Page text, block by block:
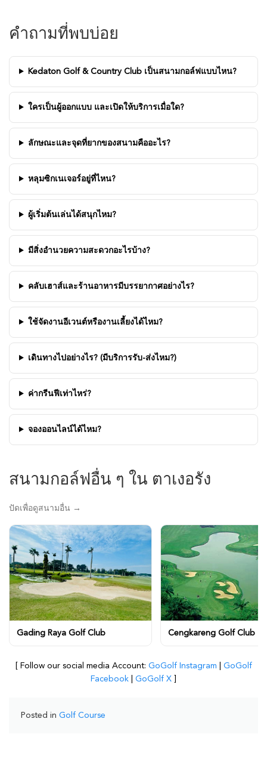
คำถามที่พบบ่อย
Kedaton Golf & Country Club เป็นสนามกอล์ฟแบบไหน?
ใครเป็นผู้ออกแบบ และเปิดให้บริการเมื่อใด?
ลักษณะและจุดที่ยากของสนามคืออะไร?
หลุมซิกเนเจอร์อยู่ที่ไหน?
ผู้เริ่มต้นเล่นได้สนุกไหม?
มีสิ่งอำนวยความสะดวกอะไรบ้าง?
คลับเฮาส์และร้านอาหารมีบรรยากาศอย่างไร?
ใช้จัดงานอีเวนต์หรืองานเลี้ยงได้ไหม?
เดินทางไปอย่างไร? (มีบริการรับ-ส่งไหม?)
ค่ากรีนฟีเท่าไหร่?
จองออนไลน์ได้ไหม?
สนามกอล์ฟอื่น ๆ ใน ตาเงอรัง
ปัดเพื่อดูสนามอื่น →
Gading Raya Golf Club Cengkareng Golf Club
[ Follow our social media Account: GoGolf Instagram
GoGolf
Facebook
GoGolf X
Posted in Golf Course